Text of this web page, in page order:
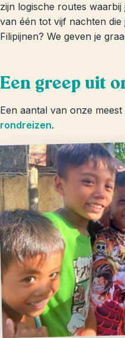
zijn logische routes
van één tot vijf nachten
Filipijnen? We geven je
Een greep uit
Een aantal van onze
rondreizen.